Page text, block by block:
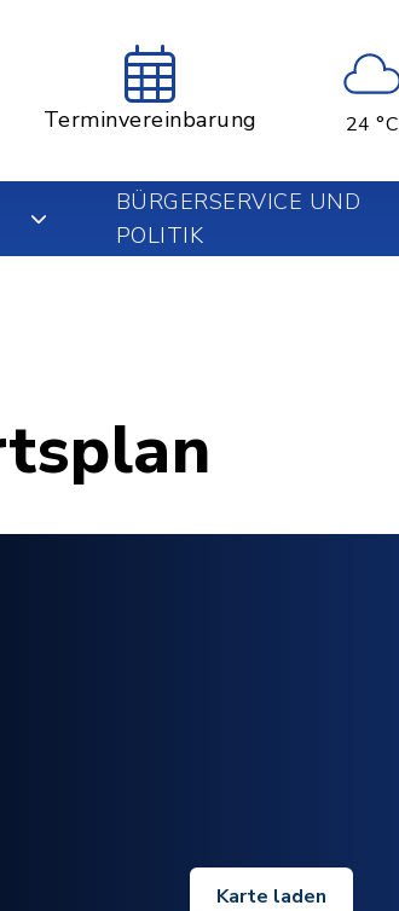
Terminvereinbarung 24 °C
BÜRGERSERVICE UND
POLITIK
Karte laden